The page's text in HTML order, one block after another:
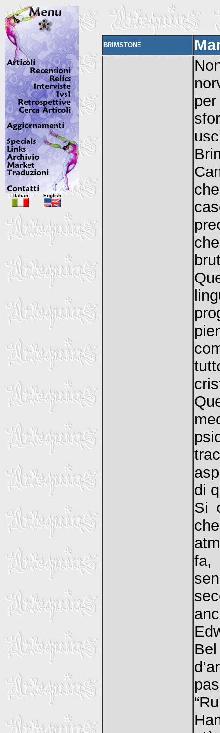
BRIMSTONE
di
Si
fa,
Italian English